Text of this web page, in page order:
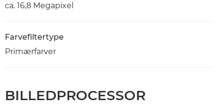
ca. 16,8 Megapixel
Farvefiltertype
Primærfarver
BILLEDPROCESSOR